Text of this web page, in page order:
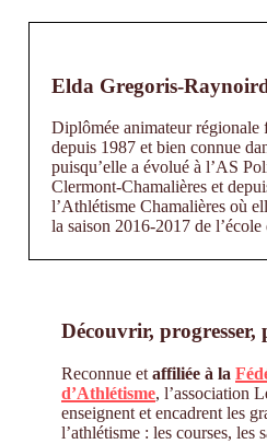
Elda Gregoris-
Diplômée animateur régionale
depuis 1987 et bien connue
puisqu’elle a évolué à l’AS
Clermont-Chamalières et
l’Athlétisme Chamalières où
la saison 2016-2017 de l’école
Découvrir, progresser,
Reconnue et affiliée à la
d’Athlétisme, l’association
enseignent et encadrent les
l’athlétisme : les courses, les